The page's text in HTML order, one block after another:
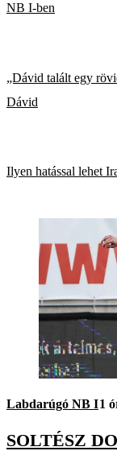
NB I-ben
„Dávid talált egy
Dávid
Ilyen hatással lehet
Labdarúgó NB I1
SOLTÉSZ